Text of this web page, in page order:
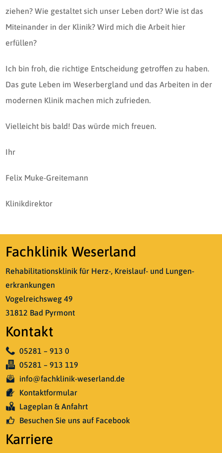
ziehen? Wie gestaltet sich unser Leben dort? Wie ist das
Miteinander in der Klinik? Wird mich die Arbeit hier
erfüllen?
Ich bin froh, die richtige Entscheidung getroffen zu haben.
Das gute Leben im Weserbergland und das Arbeiten in der
modernen Klinik machen mich zufrieden.
Vielleicht bis bald! Das würde mich freuen.
Ihr
Felix Muke-Greitemann
Klinikdirektor
Fachklinik Weserland
Rehabilitationsklinik für Herz-, Kreislauf- und Lungen­
erkrankungen
Vogelreichsweg 49
31812 Bad Pyrmont
Kontakt
05281 – 913 0
05281 – 913 119
info@fachklinik-weserland.de
Kontaktformular
Lageplan & Anfahrt
Besuchen Sie uns auf Facebook
Karriere